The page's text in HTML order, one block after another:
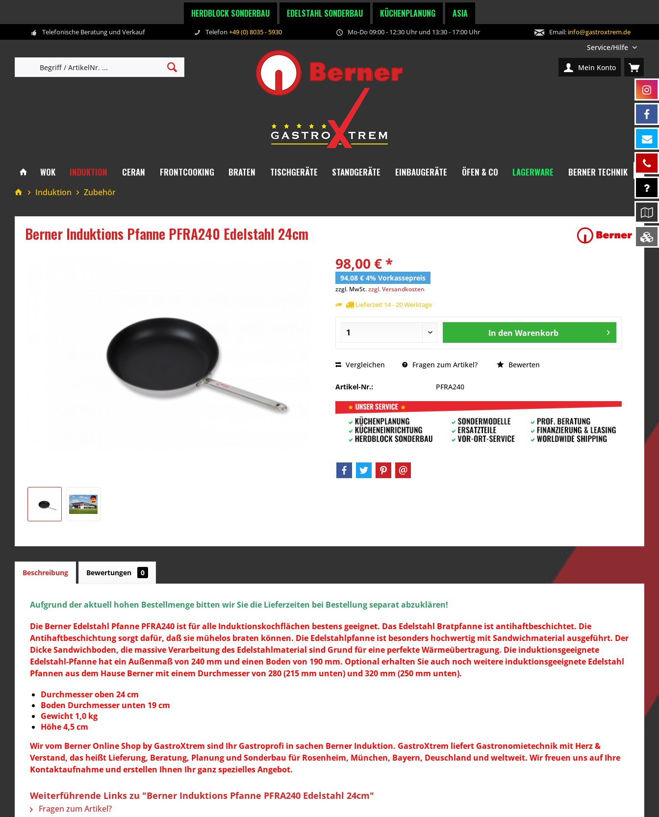
HERDBLOCK SONDERBAU EDELSTAHL SONDERBAU KÜCHENPLANUNG ASIA
Telefonische Beratung und Verkauf Telefon +49 (0) 8035 - 5930 Mo-Do 09:00 - 12:30 Uhr und 13:30 - 17:00 Uhr Email: info@gastroxtrem.de
Service/Hilfe
Mein Konto
WOK INDUKTION CERAN FRONTCOOKING BRATEN TISCHGERÄTE STANDGERÄTE EINBAUGERÄTE ÖFEN & CO LAGERWARE BERNER TECHNIK
Induktion Zubehör
Berner Induktions Pfanne PFRA240 Edelstahl 24cm
98,00 € *
94,08 € 4% Vorkassepreis
zzgl. MwSt.zzgl. Versandkosten
Lieferzeit 14 - 20 Werktage
In den Warenkorb
Vergleichen Fragen zum Artikel? Bewerten
Artikel-Nr.: PFRA240
Beschreibung Bewertungen 0
Aufgrund der aktuell hohen Bestellmenge bitten wir Sie die Lieferzeiten bei Bestellung separat abzuklären!
Die Berner Edelstahl Pfanne PFRA240 ist für alle Induktionskochflächen bestens geeignet. Das Edelstahl Bratpfanne ist antihaftbeschichtet. Die
Antihaftbeschichtung sorgt dafür, daß sie mühelos braten können. Die Edelstahlpfanne ist besonders hochwertig mit Sandwichmaterial ausgeführt. Der
Dicke Sandwichboden, die massive Verarbeitung des Edelstahlmaterial sind Grund für eine perfekte Wärmeübertragung. Die induktionsgeeignete
Edelstahl-Pfanne hat ein Außenmaß von 240 mm und einen Boden von 190 mm. Optional erhalten Sie auch noch weitere induktionsgeeignete Edelstahl
Pfannen aus dem Hause Berner mit einem Durchmesser von 280 (215 mm unten) und 320 mm (250 mm unten).
Durchmesser oben 24 cm
Boden Durchmesser unten 19 cm
Gewicht 1,0 kg
Höhe 4,5 cm
Wir vom Berner Online Shop by GastroXtrem sind Ihr Gastroprofi in sachen Berner Induktion. GastroXtrem liefert Gastronomietechnik mit Herz &
Verstand, das heißt Lieferung, Beratung, Planung und Sonderbau für Rosenheim, München, Bayern, Deuschland und weltweit. Wir freuen uns auf Ihre
Kontaktaufnahme und erstellen Ihnen Ihr ganz spezielles Angebot.
Weiterführende Links zu "Berner Induktions Pfanne PFRA240 Edelstahl 24cm"
Fragen zum Artikel?